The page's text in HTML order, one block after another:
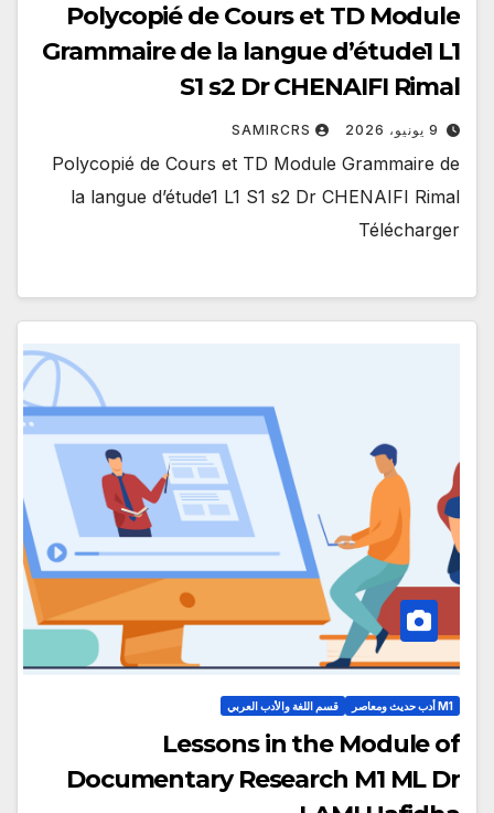
Polycopié de Cours et TD Module
Grammaire de la langue d’étude1 L1
S1 s2 Dr CHENAIFI Rimal
9 يونيو، 2026 SAMIRCRS
Polycopié de Cours et TD Module Grammaire de
la langue d’étude1 L1 S1 s2 Dr CHENAIFI Rimal
Télécharger
M1 أدب حديث ومعاصر قسم اللغة والأدب العربي
Lessons in the Module of
Documentary Research M1 ML Dr